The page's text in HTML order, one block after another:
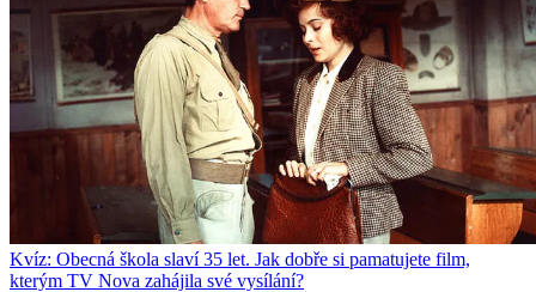
Kvíz: Obecná škola slaví 35 let. Jak dobře si pamatujete film,
kterým TV Nova zahájila své vysílání?